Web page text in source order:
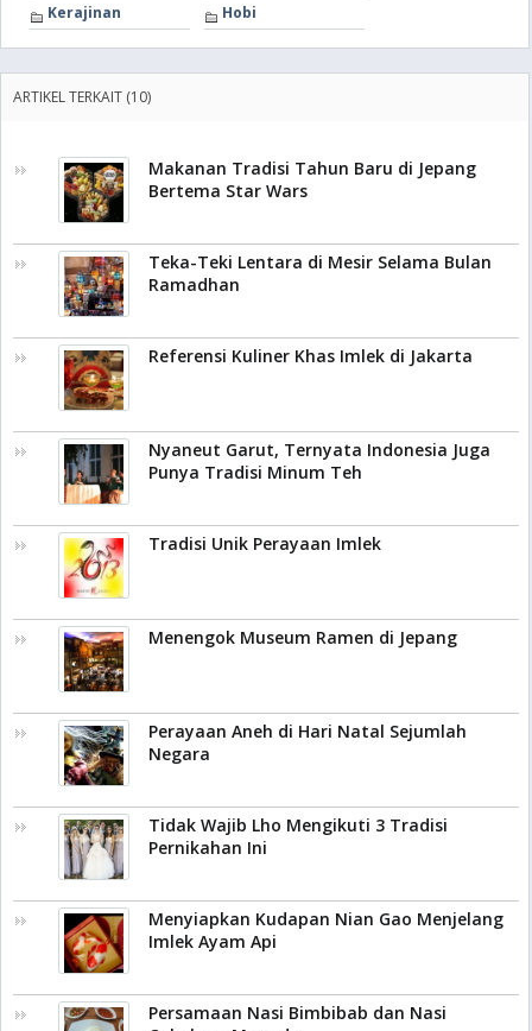
Kerajinan
Hobi
ARTIKEL TERKAIT (10)
Makanan Tradisi Tahun Baru di Jepang
Bertema Star Wars
Teka-Teki Lentara di Mesir Selama Bulan
Ramadhan
Referensi Kuliner Khas Imlek di Jakarta
Nyaneut Garut, Ternyata Indonesia Juga
Punya Tradisi Minum Teh
Tradisi Unik Perayaan Imlek
Menengok Museum Ramen di Jepang
Perayaan Aneh di Hari Natal Sejumlah
Negara
Tidak Wajib Lho Mengikuti 3 Tradisi
Pernikahan Ini
Menyiapkan Kudapan Nian Gao Menjelang
Imlek Ayam Api
Persamaan Nasi Bimbibab dan Nasi